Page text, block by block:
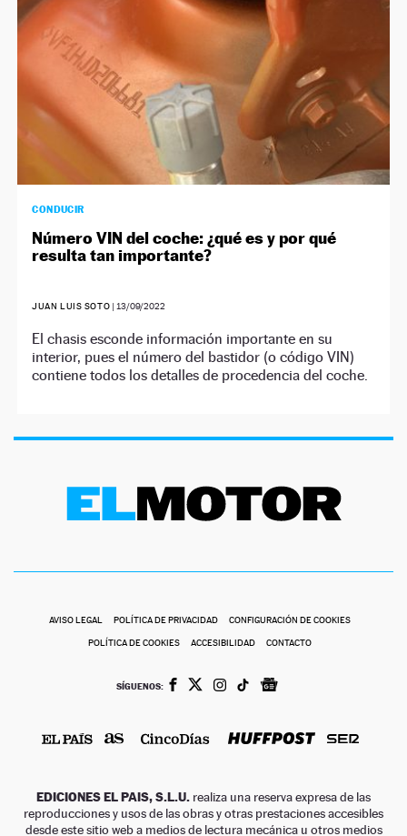
CONDUCIR
Número VIN del coche: ¿qué es y por qué
resulta tan importante?
JUAN LUIS SOTO | 13/09/2022
El chasis esconde información importante en su
interior, pues el número del bastidor (o código VIN)
contiene todos los detalles de procedencia del coche.
AVISO LEGAL POLÍTICA DE PRIVACIDAD CONFIGURACIÓN DE COOKIES
POLÍTICA DE COOKIES ACCESIBILIDAD CONTACTO
SÍGUENOS:
EDICIONES EL PAIS, S.L.U. realiza una reserva expresa de las
reproducciones y usos de las obras y otras prestaciones accesibles
desde este sitio web a medios de lectura mecánica u otros medios